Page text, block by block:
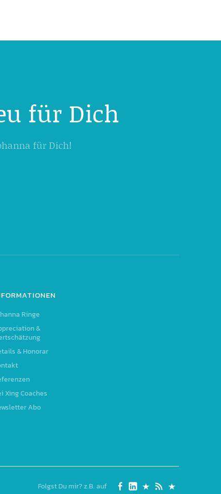
für Dich
für Dich!
Ringe
&
& Honorar
Xing Coaches
Abo
Folgst Du mir? z.B. auf